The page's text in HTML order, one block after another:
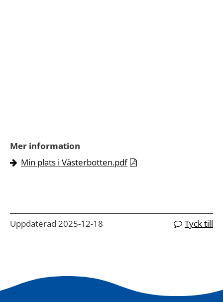
Mer information
Min plats i Västerbotten.pdf
Uppdaterad 2025-12-18 Tyck till